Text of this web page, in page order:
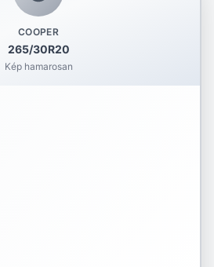
COOPER
265/30R20
Kép hamarosan